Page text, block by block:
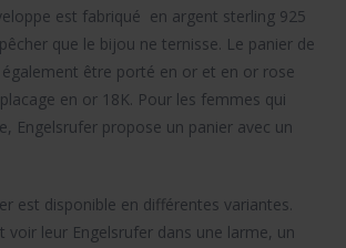
est fabriqué en argent sterling 925
que le bijou ne ternisse. Le panier de
être porté en or et en or rose
en or 18K. Pour les femmes qui
Engelsrufer propose un panier avec un
est disponible en différentes variantes.
voir leur Engelsrufer dans une larme, un